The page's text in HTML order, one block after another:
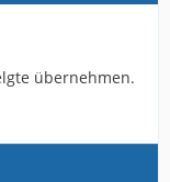
übernehmen.